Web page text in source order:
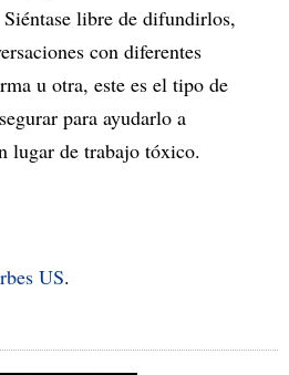
libre de difundirlos,
con diferentes
u otra, este es el tipo de
para ayudarlo a
lugar de trabajo tóxico.
US.